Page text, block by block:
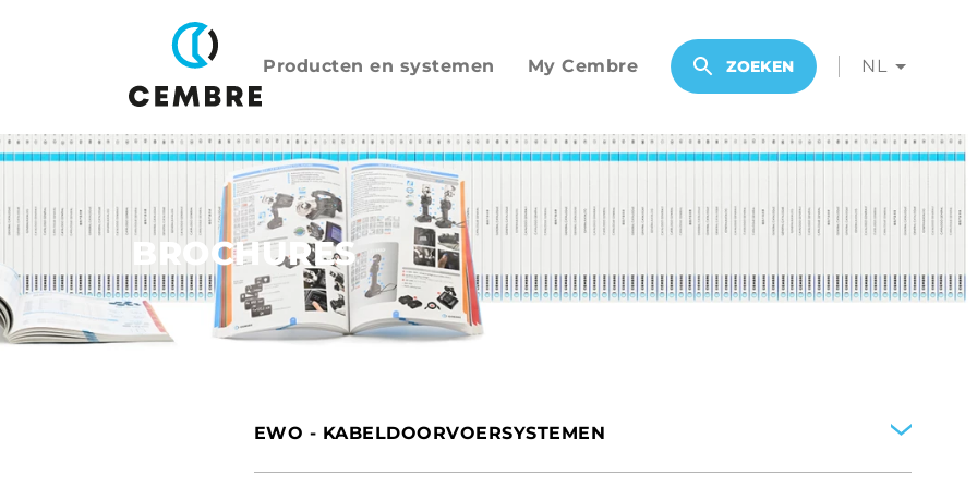
Producten en systemen My Cembre ZOEKEN NL
BROCHURES
EWO - KABELDOORVOERSYSTEMEN